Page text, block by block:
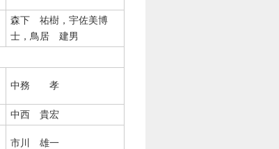
森下 祐樹，宇佐美博
士，鳥居 建男
中務 孝
中西 貴宏
市川 雄一